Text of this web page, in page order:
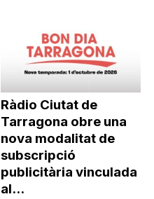
Ràdio Ciutat de
Tarragona obre una
nova modalitat de
subscripció
publicitària vinculada
al...